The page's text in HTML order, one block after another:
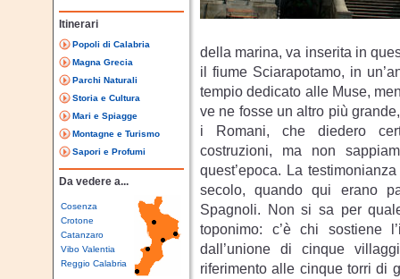
Itinerari
Popoli di Calabria
Magna Grecia
Parchi Naturali
Storia e Cultura
Mari e Spiagge
Montagne e Turismo
Sapori e Profumi
Da vedere a...
Cosenza
Crotone
Catanzaro
Vibo Valentia
Reggio Calabria
della marina, va inserita in
il fiume Sciarapotamo, in
tempio dedicato alle Muse,
ve ne fosse un altro più
i Romani, che diedero
costruzioni, ma non
quest’epoca. La
secolo, quando qui erano
Spagnoli. Non si sa per
toponimo: c’è chi sostiene
dall’unione di cinque
riferimento alle cinque torri di